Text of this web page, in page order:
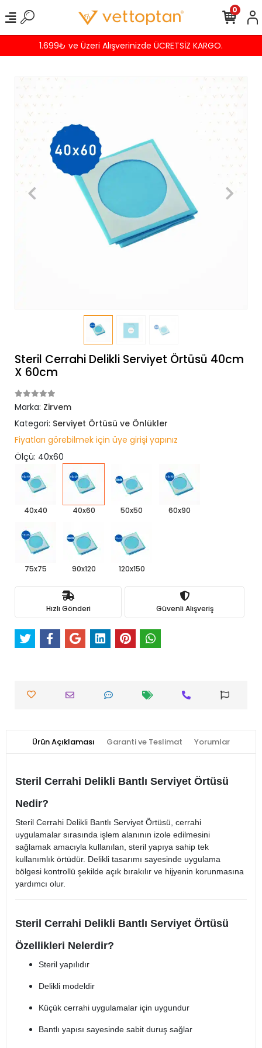
1.699₺ ve Üzeri Alışverinizde ÜCRETSİZ KARGO.
0
Steril Cerrahi Delikli Serviyet Örtüsü 40cm
X 60cm
Marka: Zirvem
Kategori: Serviyet Örtüsü ve Önlükler
Fiyatları görebilmek için üye girişi yapınız
Ölçü: 40x60
40x40 40x60 50x50 60x90
75x75 90x120 120x150
Hızlı Gönderi Güvenli Alışveriş
Ürün Açıklaması Garanti ve Teslimat Yorumlar
Steril Cerrahi Delikli Bantlı Serviyet Örtüsü
Nedir?
Steril Cerrahi Delikli Bantlı Serviyet Örtüsü, cerrahi
uygulamalar sırasında işlem alanının izole edilmesini
sağlamak amacıyla kullanılan, steril yapıya sahip tek
kullanımlık örtüdür. Delikli tasarımı sayesinde uygulama
bölgesi kontrollü şekilde açık bırakılır ve hijyenin korunmasına
yardımcı olur.
Steril Cerrahi Delikli Bantlı Serviyet Örtüsü
Özellikleri Nelerdir?
Steril yapılıdır
Delikli modeldir
Küçük cerrahi uygulamalar için uygundur
Bantlı yapısı sayesinde sabit duruş sağlar